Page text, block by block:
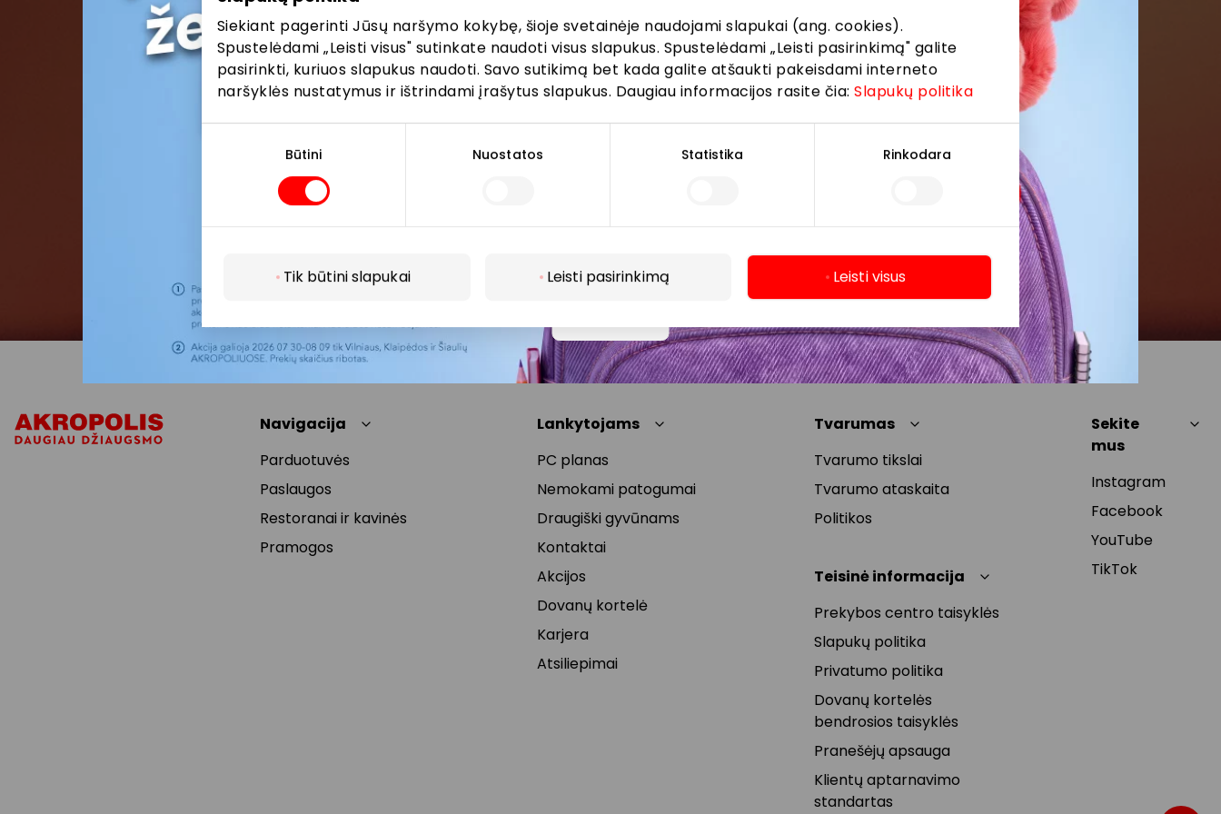
Siekiant pagerinti Jūsų naršymo kokybę, šioje svetainėje naudojami slapukai (ang. cookies).
Spustelėdami „Leisti visus" sutinkate naudoti visus slapukus. Spustelėdami „Leisti pasirinkimą" galite
pasirinkti, kuriuos slapukus naudoti. Savo sutikimą bet kada galite atšaukti pakeisdami interneto
naršyklės nustatymus ir ištrindami įrašytus slapukus. Daugiau informacijos rasite čia:Slapukų politika
Būtini Nuostatos Statistika Rinkodara
Tik būtini slapukai Leisti pasirinkimą Leisti visus
Prenumeruoti
Spustelėdamas „Prenumeruoti“ sutinki gauti PPC
AKROPOLIS naujienas. Dėl to AKROPOLIS GROUP,
Navigacija
Parduotuvės
Paslaugos
Restoranai ir kavinės
Pramogos
Lankytojams
PC planas
Nemokami patogumai
Draugiški gyvūnams
Kontaktai
Akcijos
Dovanų kortelė
Karjera
Atsiliepimai
Tvarumas
Tvarumo tikslai
Tvarumo ataskaita
Politikos
Teisinė informacija
Prekybos centro taisyklės
Slapukų politika
Privatumo politika
Dovanų kortelės
bendrosios taisyklės
Pranešėjų apsauga
Klientų aptarnavimo
standartas
Sekite
mus
Instagram
Facebook
YouTube
TikTok